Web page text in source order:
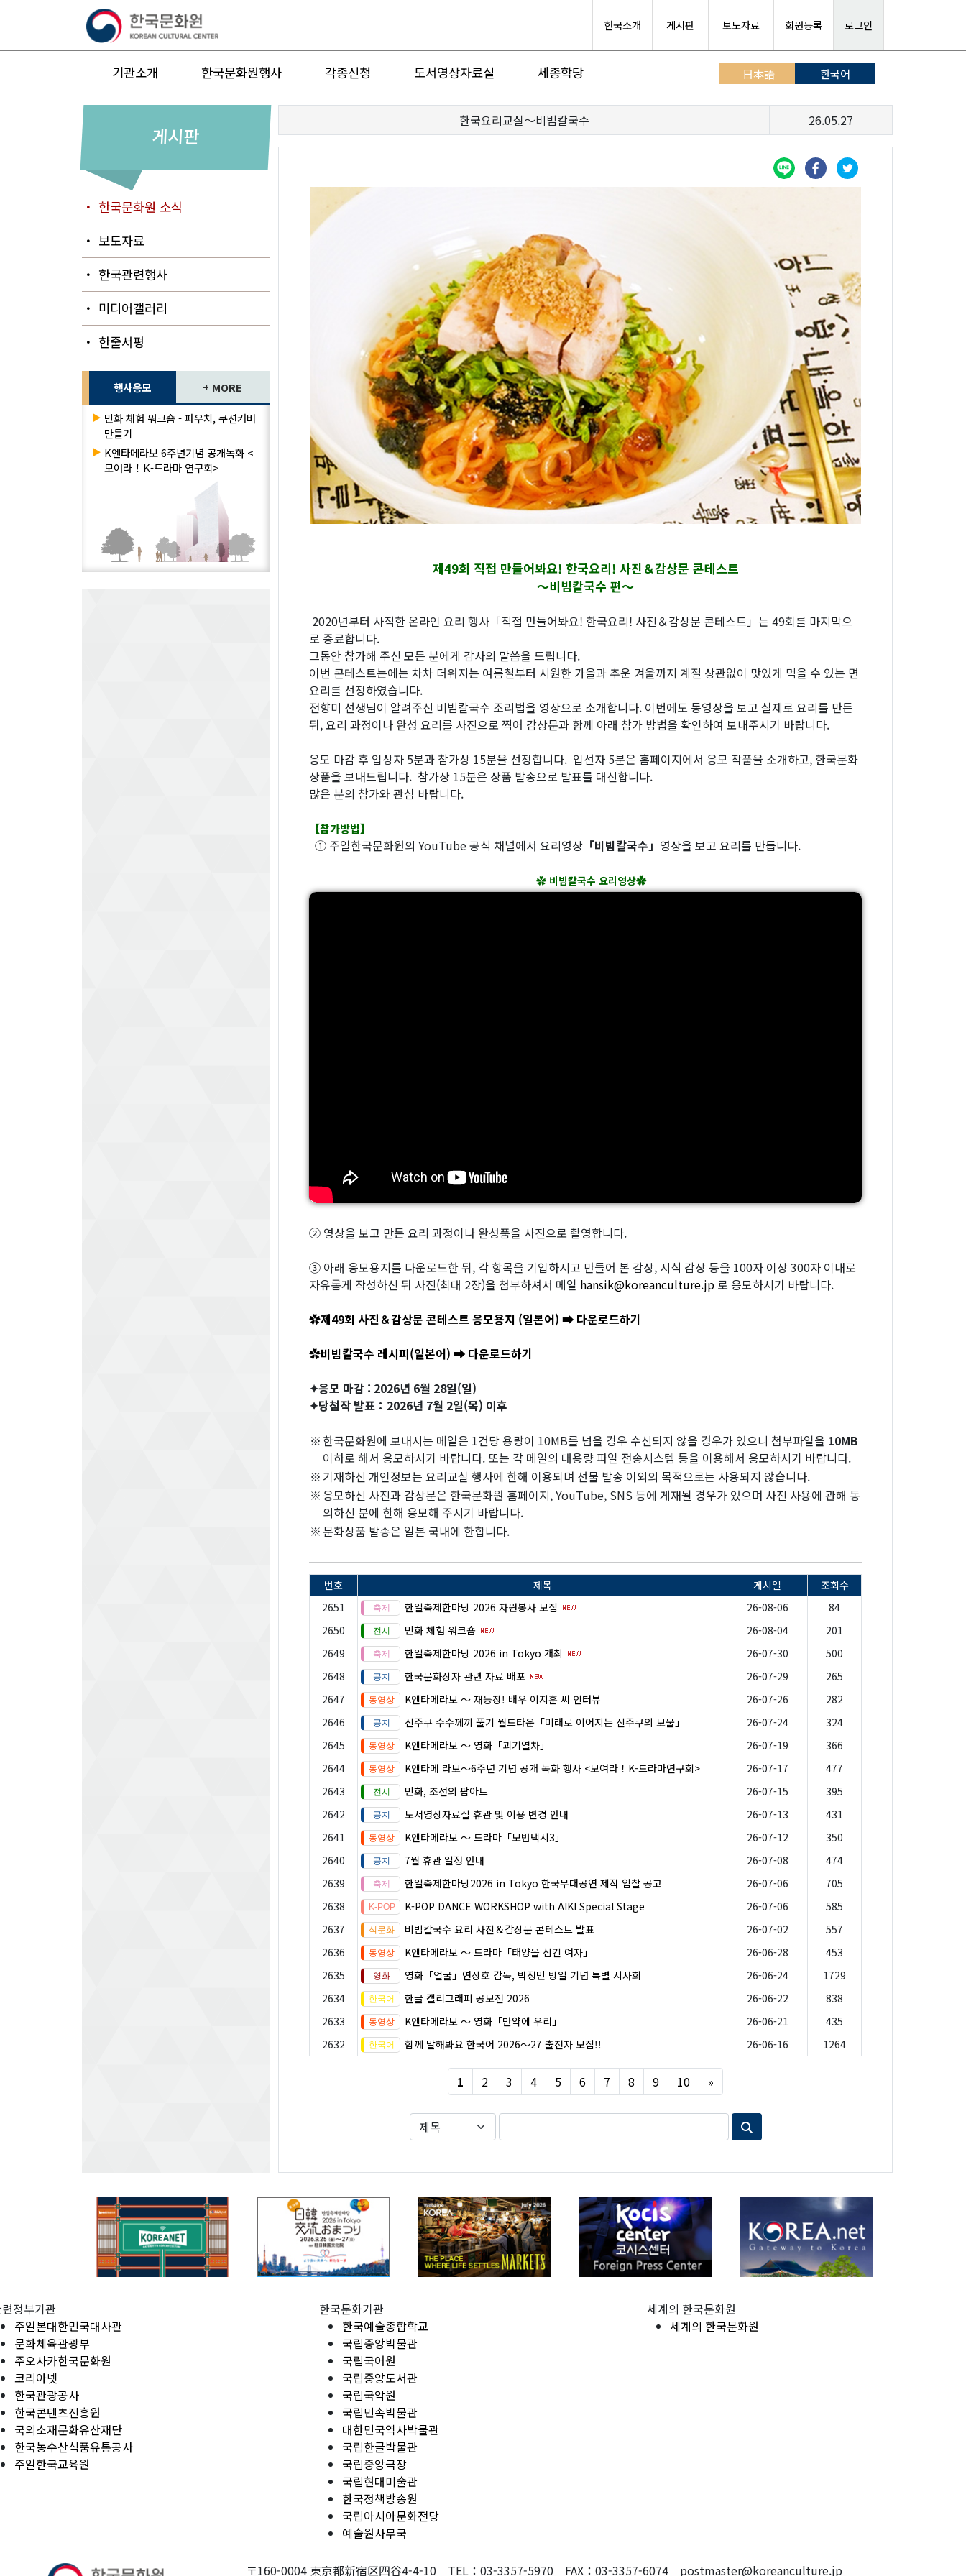
한국소개 게시판 보도자료 회원등록 로그인
기관소개 한국문화원행사 각종신청 도서영상자료실 세종학당 日本語 한국어
게시판
・ 한국문화원 소식
・ 보도자료
・ 한국관련행사
・ 미디어갤러리
・ 한줄서평
행사응모 + MORE
▶ 민화 체험 워크숍 - 파우치, 쿠션커버
만들기
▶ K엔타메라보 6주년기념 공개녹화 <
모여라！K-드라마 연구회>
한국요리교실〜비빔칼국수 26.05.27
제49회 직접 만들어봐요! 한국요리! 사진＆감상문 콘테스트
～비빔칼국수 편～
2020년부터 사직한 온라인 요리 행사「직접 만들어봐요! 한국요리! 사진＆감상문 콘테스트」는 49회를 마지막으
로 종료합니다.
그동안 참가해 주신 모든 분에게 감사의 말씀을 드립니다.
이번 콘테스트는에는 차차 더워지는 여름철부터 시원한 가을과 추운 겨울까지 계절 상관없이 맛있게 먹을 수 있는 면
요리를 선정하였습니다.
전향미 선생님이 알려주신 비빔칼국수 조리법을 영상으로 소개합니다. 이번에도 동영상을 보고 실제로 요리를 만든
뒤, 요리 과정이나 완성 요리를 사진으로 찍어 감상문과 함께 아래 참가 방법을 확인하여 보내주시기 바랍니다.
응모 마감 후 입상자 5분과 참가상 15분을 선정합니다. 입선자 5분은 홈페이지에서 응모 작품을 소개하고, 한국문화
상품을 보내드립니다. 참가상 15분은 상품 발송으로 발표를 대신합니다.
많은 분의 참가와 관심 바랍니다.
【참가방법】
① 주일한국문화원의 YouTube 공식 채널에서 요리영상 「비빔칼국수」 영상을 보고 요리를 만듭니다.
✿ 비빔칼국수 요리영상✿
② 영상을 보고 만든 요리 과정이나 완성품을 사진으로 촬영합니다.
③ 아래 응모용지를 다운로드한 뒤, 각 항목을 기입하시고 만들어 본 감상, 시식 감상 등을 100자 이상 300자 이내로
자유롭게 작성하신 뒤 사진(최대 2장)을 첨부하셔서 메일 hansik@koreanculture.jp 로 응모하시기 바랍니다.
✿제49회 사진＆감상문 콘테스트 응모용지 (일본어) ➡ 다운로드하기
✿비빔칼국수 레시피(일본어) ➡ 다운로드하기
✦응모 마감 : 2026년 6월 28일(일)
✦당첨작 발표：2026년 7월 2일(목) 이후
※ 한국문화원에 보내시는 메일은 1건당 용량이 10MB를 넘을 경우 수신되지 않을 경우가 있으니 첨부파일을 10MB
이하로 해서 응모하시기 바랍니다. 또는 각 메일의 대용량 파일 전송시스템 등을 이용해서 응모하시기 바랍니다.
※ 기재하신 개인정보는 요리교실 행사에 한해 이용되며 선물 발송 이외의 목적으로는 사용되지 않습니다.
※ 응모하신 사진과 감상문은 한국문화원 홈페이지, YouTube, SNS 등에 게재될 경우가 있으며 사진 사용에 관해 동
의하신 분에 한해 응모해 주시기 바랍니다.
※ 문화상품 발송은 일본 국내에 한합니다.
번호 제목 게시일
조회수
2651
한일축제한마당 2026 자원봉사 모집 26-08-06
84
2650
민화 체험 워크숍 26-08-04
201
2649
한일축제한마당 2026 in Tokyo 개최 26-07-30
500
2648
한국문화상자 관련 자료 배포 26-07-29
265
2647
K엔타메라보 ～ 재등장! 배우 이지훈 씨 인터뷰 26-07-26
282
2646
신주쿠 수수께끼 풀기 월드타운「미래로 이어지는 신주쿠의 보물」 26-07-24
324
2645
K엔타메라보 ～ 영화「괴기열차」 26-07-19
366
2644
K엔타메 라보～6주년 기념 공개 녹화 행사 <모여라！K-드라마연구회> 26-07-17
477
2643
민화, 조선의 팝아트 26-07-15
395
2642
도서영상자료실 휴관 및 이용 변경 안내 26-07-13
431
2641
K엔타메라보 ～ 드라마「모범택시3」 26-07-12
350
2640
7월 휴관 일정 안내 26-07-08
474
2639
한일축제한마당2026 in Tokyo 한국무대공연 제작 입찰 공고 26-07-06
705
2638
K-POP DANCE WORKSHOP with AIKI Special Stage 26-07-06
585
2637
비빔칼국수 요리 사진＆감상문 콘테스트 발표 26-07-02
557
2636
K엔타메라보 ～ 드라마「태양을 삼킨 여자」 26-06-28
453
2635
영화「얼굴」연상호 감독, 박정민 방일 기념 특별 시사회 26-06-24
1729
2634
한글 캘리그래피 공모전 2026 26-06-22
838
2633
K엔타메라보 ～ 영화「만약에 우리」 26-06-21
435
2632
함께 말해봐요 한국어 2026～27 출전자 모집!! 26-06-16 1264
1 2 3 4 5 6 7 8 9 10 »
정부기관
주일본대한민국대사관
문화체육관광부
주오사카한국문화원
코리아넷
한국관광공사
한국콘텐츠진흥원
국외소재문화유산재단
한국농수산식품유통공사
주일한국교육원
한국문화기관
한국예술종합학교
국립중앙박물관
국립국어원
국립중앙도서관
국립국악원
국립민속박물관
대한민국역사박물관
국립한글박물관
국립중앙극장
국립현대미술관
한국정책방송원
국립아시아문화전당
예술원사무국
세계의 한국문화원
세계의 한국문화원
〒160-0004 東京都新宿区四谷4-4-10 TEL：03-3357-5970 FAX：03-3357-6074 postmaster@koreanculture.jp